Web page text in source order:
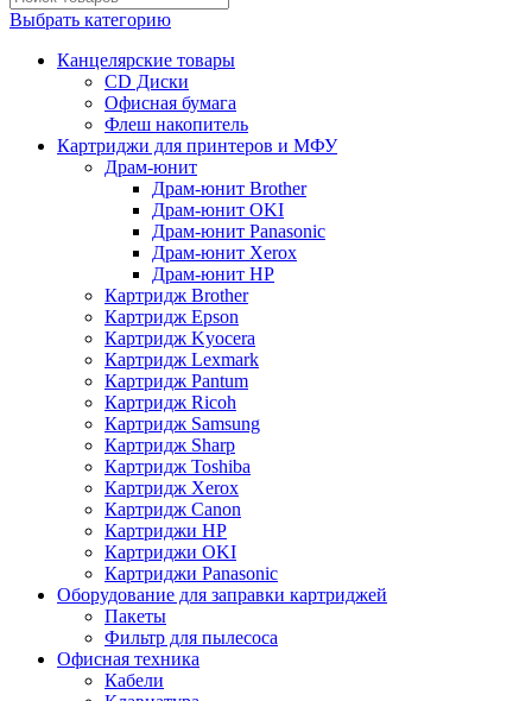
Выбрать категорию
Канцелярские товары
CD Диски
Офисная бумага
Флеш накопитель
Картриджи для принтеров и МФУ
Драм-юнит
Драм-юнит Brother
Драм-юнит OKI
Драм-юнит Panasonic
Драм-юнит Xerox
Драм-юнит НР
Картридж Brother
Картридж Epson
Картридж Kyocera
Картридж Lexmark
Картридж Pantum
Картридж Ricoh
Картридж Samsung
Картридж Sharp
Картридж Toshiba
Картридж Xerox
Картридж Сanon
Картриджи HP
Картриджи OKI
Картриджи Panasonic
Оборудование для заправки картриджей
Пакеты
Фильтр для пылесоса
Офисная техника
Кабели